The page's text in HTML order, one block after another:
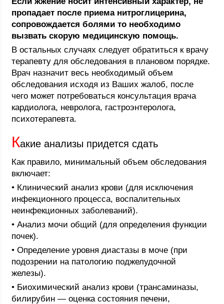
пропадает после приема нитроглицерина,
сопровождается болями то необходимо
вызвать скорую медицинскую помощь.
В остальных случаях следует обратиться к врачу
терапевту для обследования в плановом порядке.
Врач назначит весь необходимый объем
обследования исходя из Ваших жалоб, после
чего может потребоваться консультация врача
кардиолога, невролога, гастроэнтеролога,
психотерапевта.
Какие анализы придется сдать
Как правило, минимальный объем обследования
включает:
• Клинический анализ крови (для исключения
инфекционного процесса, воспалительных
неинфекционных заболеваний).
• Анализ мочи общий (для определения функции
почек).
• Определение уровня диастазы в моче (при
подозрении на патологию поджелудочной
железы).
• Биохимический анализ крови (трансаминазы,
билирубин — оценка состояния печени,